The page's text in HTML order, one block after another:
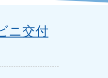
ニ交付